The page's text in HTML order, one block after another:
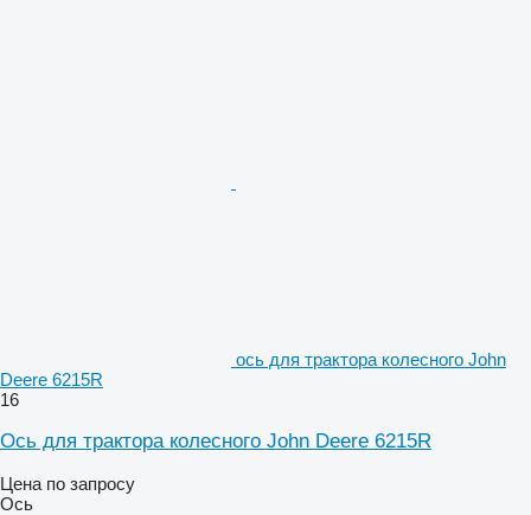
ось для трактора колесного John
Deere 6215R
16
Ось для трактора колесного John Deere 6215R
Цена по запросу
Ось